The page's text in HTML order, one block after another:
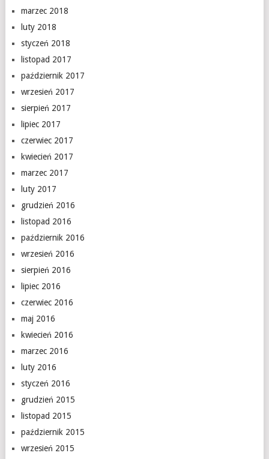
marzec 2018
luty 2018
styczeń 2018
listopad 2017
październik 2017
wrzesień 2017
sierpień 2017
lipiec 2017
czerwiec 2017
kwiecień 2017
marzec 2017
luty 2017
grudzień 2016
listopad 2016
październik 2016
wrzesień 2016
sierpień 2016
lipiec 2016
czerwiec 2016
maj 2016
kwiecień 2016
marzec 2016
luty 2016
styczeń 2016
grudzień 2015
listopad 2015
październik 2015
wrzesień 2015